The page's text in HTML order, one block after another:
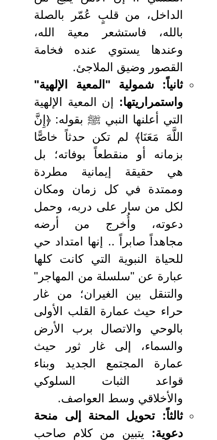
الداخل، من قلبٍ عُمّر بالصلة
بالله، فاستشعر معية الله،
وعندها يستوي عنده فخامة
القصور وضيق الملاجئ.
ثانياً: شمولية "المعية الإلهية"
واستمراريتها: إن المعية الإلهية
التي أعلنها النبي ﷺ بقوله: ﴿إِنَّ
اللَّهَ مَعَنَا﴾ لم تكن حدثاً خاصًّا
بزمانه أو منقطعاً بوفاته؛ بل
هي حقيقة إيمانية مطردة
وممتدة في كل زمان ومكان
لكل من سار على دربه، وحمل
دعوته، وأُخرج من أرضه
مجاهداً صابراً .. إنها امتداد حي
للحياة النبوية التي كانت كلها
عبارة عن "سلسلة من المهاجر"
والتنقل بين الغيران؛ من غار
حراء حيث عمارة القلب الأولى
بالوحي والاتصال برب الأرض
والسماء، إلى غار ثور حيث
عمارة المجتمع الجديد وبناء
قواعد الثبات السلوكي
والأخلاقي وسط العواصف.
ثالثاً: تحويل المحنة إلى منحة
دعوية: يتبين من كلام صاحب